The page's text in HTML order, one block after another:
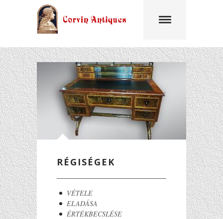
Ugrás a tartalomra
RÉGISÉGEK
VÉTELE
ELADÁSA
ÉRTÉKBECSLÉSE